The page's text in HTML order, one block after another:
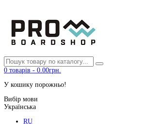
0 товарів - 0.00грн.
У кошику порожньо!
Вибір мови
Українська
RU